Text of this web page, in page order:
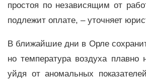
простоя по независящим от
подлежит оплате, – уточняет
В ближайшие дни в Орле
но температура воздуха плавно
уйдя от аномальных